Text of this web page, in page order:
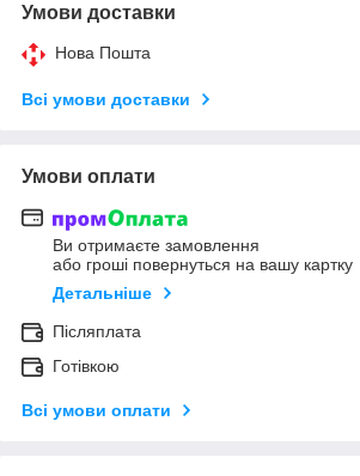
Умови доставки
Нова Пошта
Всі умови доставки
Умови оплати
Ви отримаєте замовлення
або гроші повернуться на вашу картку
Детальніше
Післяплата
Готівкою
Всі умови оплати